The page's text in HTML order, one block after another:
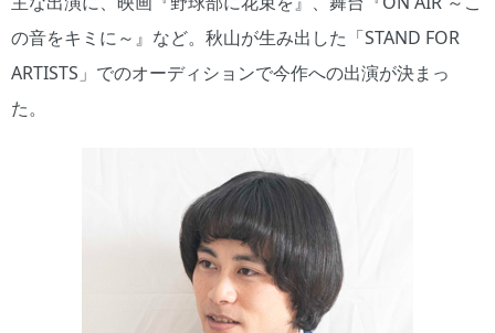
の音をキミに～』など。秋山が生み出した「STAND FOR
ARTISTS」でのオーディションで今作への出演が決まっ
た。